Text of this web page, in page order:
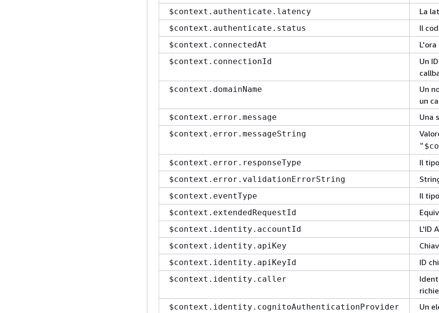
$context.authenticate.latency La
$context.authenticate.status Il
$context.connectedAt
$context.connectionId
Un
$context.domainName
Un
un
$context.error.message Una
$context.error.messageString
$context.error.responseType Il
$context.error.validationErrorString
$context.eventType Il
$context.extendedRequestId
$context.identity.accountId L'ID
$context.identity.apiKey
$context.identity.apiKeyId ID
$context.identity.caller
$context.identity.cognitoAuthenticationProvider
Un